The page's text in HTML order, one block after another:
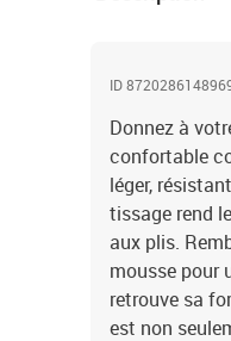
ID
Donnez à
confortable
léger,
tissage rend
aux plis.
mousse pour
retrouve sa
est non